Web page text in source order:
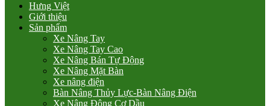
Hưng Việt
Giới thiệu
Sản phẩm
Xe Nâng Tay
Xe Nâng Tay Cao
Xe Nâng Bán Tự Động
Xe Nâng Mặt Bàn
Xe nâng điện
Bàn Nâng Thủy Lực-Bàn Nâng Điện
Xe Nâng Động Cơ Dầu